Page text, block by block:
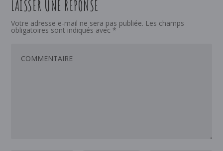
LAISSER UNE RÉPONSE
Votre adresse e-mail ne sera pas publiée. Les champs
obligatoires sont indiqués avec *